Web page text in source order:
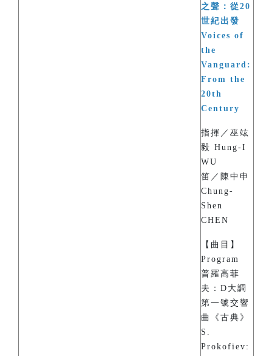
之聲：從20
世紀出發
Voices of
the
Vanguard:
From the
20th
Century
指揮／巫竑
毅 Hung-I
WU
笛／陳中申
Chung-
Shen
CHEN
【曲目】
Program
普羅高菲
夫：D大調
第一號交響
曲《古典》
S.
Prokofiev: